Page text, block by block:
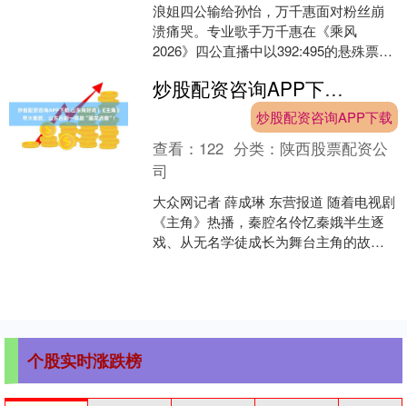
浪姐四公输给孙怡，万千惠面对粉丝崩
溃痛哭。专业歌手万千惠在《乘风
2026》四公直播中以392:495的悬殊票数
粉丝崩溃痛哭，引....
炒股配资咨询APP下载 山东有好戏 | 《主角》带火秦腔，山东吕剧一样能“画龙点睛”!
炒股配资咨询APP下载
查看： 122 分类： 陕西股票配资公
司
大众网记者 薛成琳 东营报道 随着电视剧
《主角》热播，秦腔名伶忆秦娥半生逐
戏、从无名学徒成长为舞台主角的故事
个股实时涨跌榜